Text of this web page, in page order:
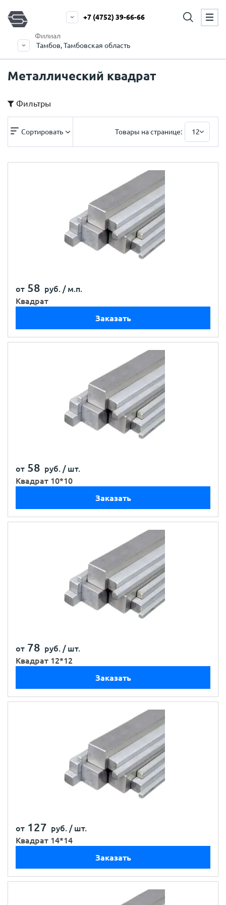
Филиал
Тамбов, Тамбовская область
+7 (4752) 39-66-66
Металлический квадрат
Фильтры
Сортировать Товары на странице: 12
от 58 руб. / м.п.
Квадрат
Заказать
от 58 руб. / шт.
Квадрат 10*10
Заказать
от 78 руб. / шт.
Квадрат 12*12
Заказать
от 127 руб. / шт.
Квадрат 14*14
Заказать